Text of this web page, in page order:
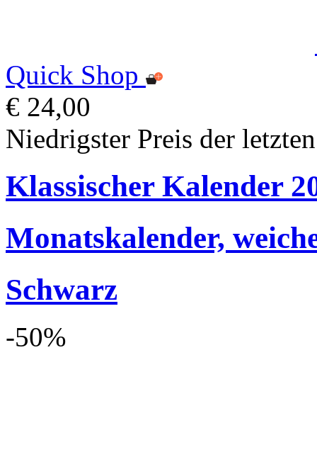
Quick Shop
€ 24,00
Niedrigster Preis der
Klassischer Kalender
Monatskalender,
Schwarz
-50%